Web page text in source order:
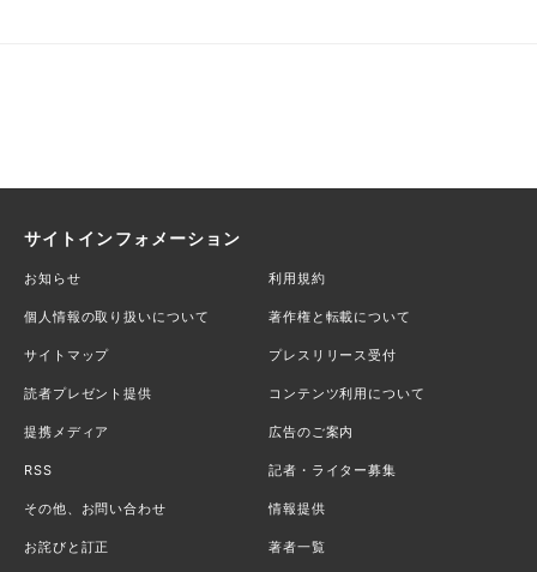
サイトインフォメーション
お知らせ 利用規約
個人情報の取り扱いについて 著作権と転載について
サイトマップ プレスリリース受付
読者プレゼント提供 コンテンツ利用について
提携メディア 広告のご案内
RSS 記者・ライター募集
その他、お問い合わせ 情報提供
お詫びと訂正 著者一覧